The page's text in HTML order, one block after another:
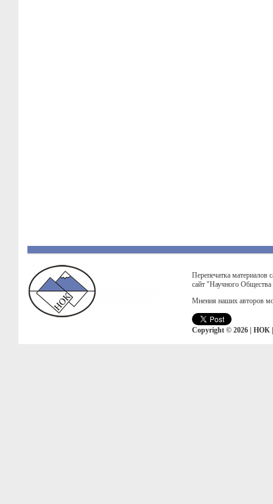
Перепечатка материалов
сайт "Научного
Мнения наших авторов
Copyright © 2026 | НОК